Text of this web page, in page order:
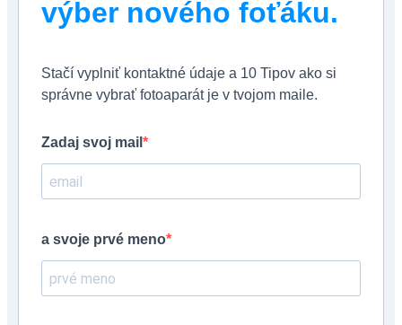
výber nového foťáku.
Stačí vyplniť kontaktné údaje a 10 Tipov ako si
správne vybrať fotoaparát je v tvojom maile.
Zadaj svoj mail
a svoje prvé meno